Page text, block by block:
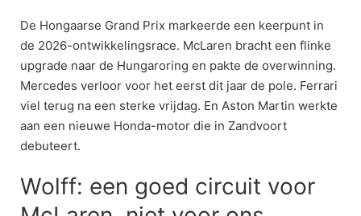
De Hongaarse Grand Prix markeerde een keerpunt in
de 2026-ontwikkelingsrace. McLaren bracht een flinke
upgrade naar de Hungaroring en pakte de overwinning.
Mercedes verloor voor het eerst dit jaar de pole. Ferrari
viel terug na een sterke vrijdag. En Aston Martin werkte
aan een nieuwe Honda-motor die in Zandvoort
debuteert.
Wolff: een goed circuit voor